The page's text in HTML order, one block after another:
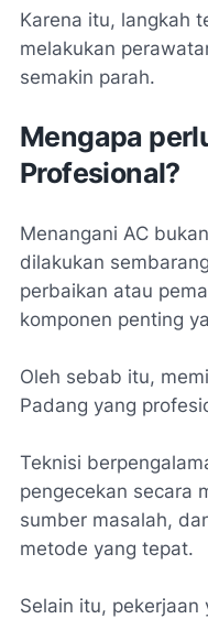
Karena itu, langkah
melakukan
semakin parah.
Mengapa
Profesional?
Menangani AC
dilakukan
perbaikan atau
komponen penting
Oleh sebab itu,
Padang yang
Teknisi
pengecekan secara
sumber masalah,
metode yang tepat.
Selain itu, pekerjaan